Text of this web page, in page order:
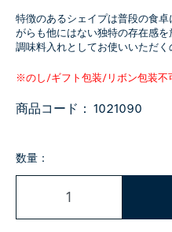
特徴のあるシェイプは普段の食
がらも他にはない独特の存在感を
調味料入れとしてお使いいただく
※のし/ギフト包装/リボン包装
商品コード： 1021090
数量：